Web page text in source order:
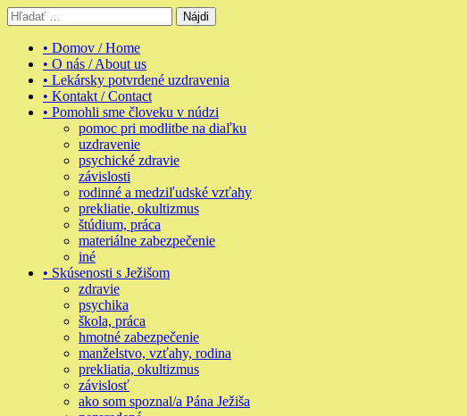
Skip
to
content
Hľadať:
• Domov / Home
• O nás / About us
• Lekársky potvrdené uzdravenia
• Kontakt / Contact
• Pomohli sme človeku v núdzi
pomoc pri modlitbe na diaľku
uzdravenie
psychické zdravie
závislosti
rodinné a medziľudské vzťahy
prekliatie, okultizmus
štúdium, práca
materiálne zabezpečenie
iné
• Skúsenosti s Ježišom
zdravie
psychika
škola, práca
hmotné zabezpečenie
manželstvo, vzťahy, rodina
prekliatia, okultizmus
závislosť
ako som spoznal/a Pána Ježiša